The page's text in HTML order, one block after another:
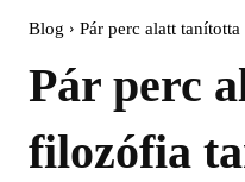
Blog Pár perc alatt
Pár perc
filozófia